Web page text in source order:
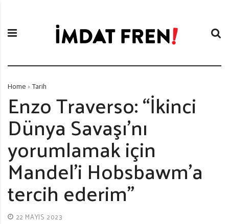
Home Tarih
Enzo Traverso: “İkinci
Dünya Savaşı’nı
yorumlamak için
Mandel’i Hobsbawm’a
tercih ederim”
22 MAYIS 2023